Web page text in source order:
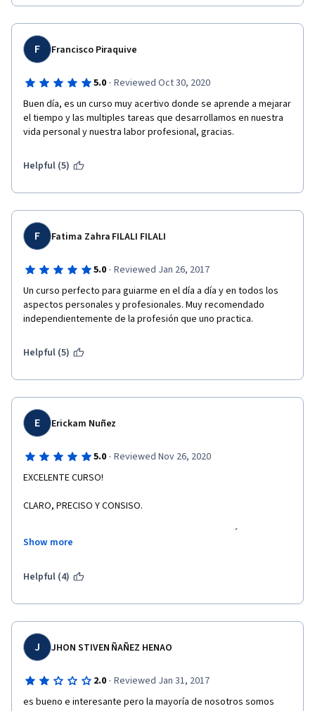
F Francisco Piraquive
5.0 · Reviewed Oct 30, 2020
Buen día, es un curso muy acertivo donde se aprende a mejarar
el tiempo y las multiples tareas que desarrollamos en nuestra
vida personal y nuestra labor profesional, gracias.
Helpful (5)
F Fatima Zahra FILALI FILALI
5.0 · Reviewed Jan 26, 2017
Un curso perfecto para guiarme en el día a día y en todos los
aspectos personales y profesionales. Muy recomendado
independientemente de la profesión que uno practica.
Helpful (5)
E Erickam Nuñez
5.0 · Reviewed Nov 26, 2020
EXCELENTE CURSO!
CLARO, PRECISO Y CONSISO.
Y LO MEJOR? REALMENTE FUNCIONA. RECOMENDADÍSIMO PARA
GESTIONAR TU TIEMPO Y QUE REALMENTE PUEDAS CUMPLIR
Show more
Helpful (4)
J JHON STIVEN ÑAÑEZ HENAO
2.0 · Reviewed Jan 31, 2017
es bueno e interesante pero la mayoría de nosotros somos